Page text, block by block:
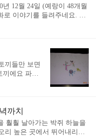
만들어 노래로 부르기 좋네
한 상상을 더해서 재미있
(예랑이 48개월 만4세)
12월 24일 (예랑이 48개월
로 이야기를 들려주네요. 예
, 그래도 이렇게 재밌는 이
만나게 되었어요. "여우 안
좀 먹어보자." 그런데 꿀을
였어요. "으악 짜, 으악 짜.
을 먹어보았어요. "으악 달
끼들만 보면
끼에요 파란
레 핫도그이
제 이 식탁이
이 그림을 보
~ 2010년 1
까치
훨훨 날아가는 박쥐 하늘을
리 높은 곳에서 뛰어내리는